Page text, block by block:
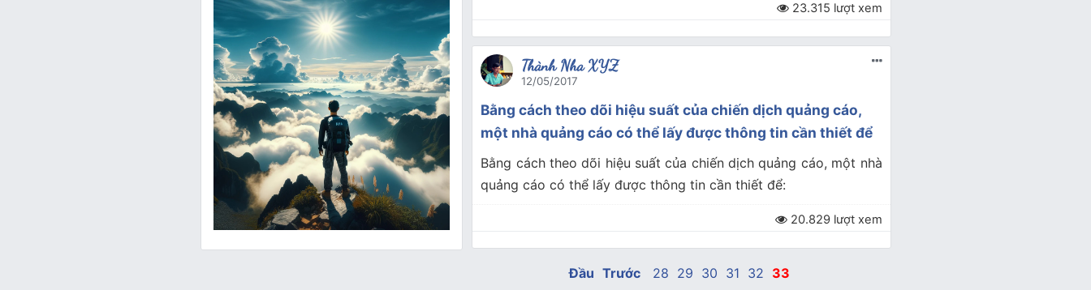
23.315 lượt xem
Thành Nha XYZ
12/05/2017
Bằng cách theo dõi hiệu suất của chiến dịch quảng cáo,
một nhà quảng cáo có thể lấy được thông tin cần thiết để
Bằng cách theo dõi hiệu suất của chiến dịch quảng cáo, một nhà
quảng cáo có thể lấy được thông tin cần thiết để:
20.829 lượt xem
Đầu Trước 28 29 30 31 32 33